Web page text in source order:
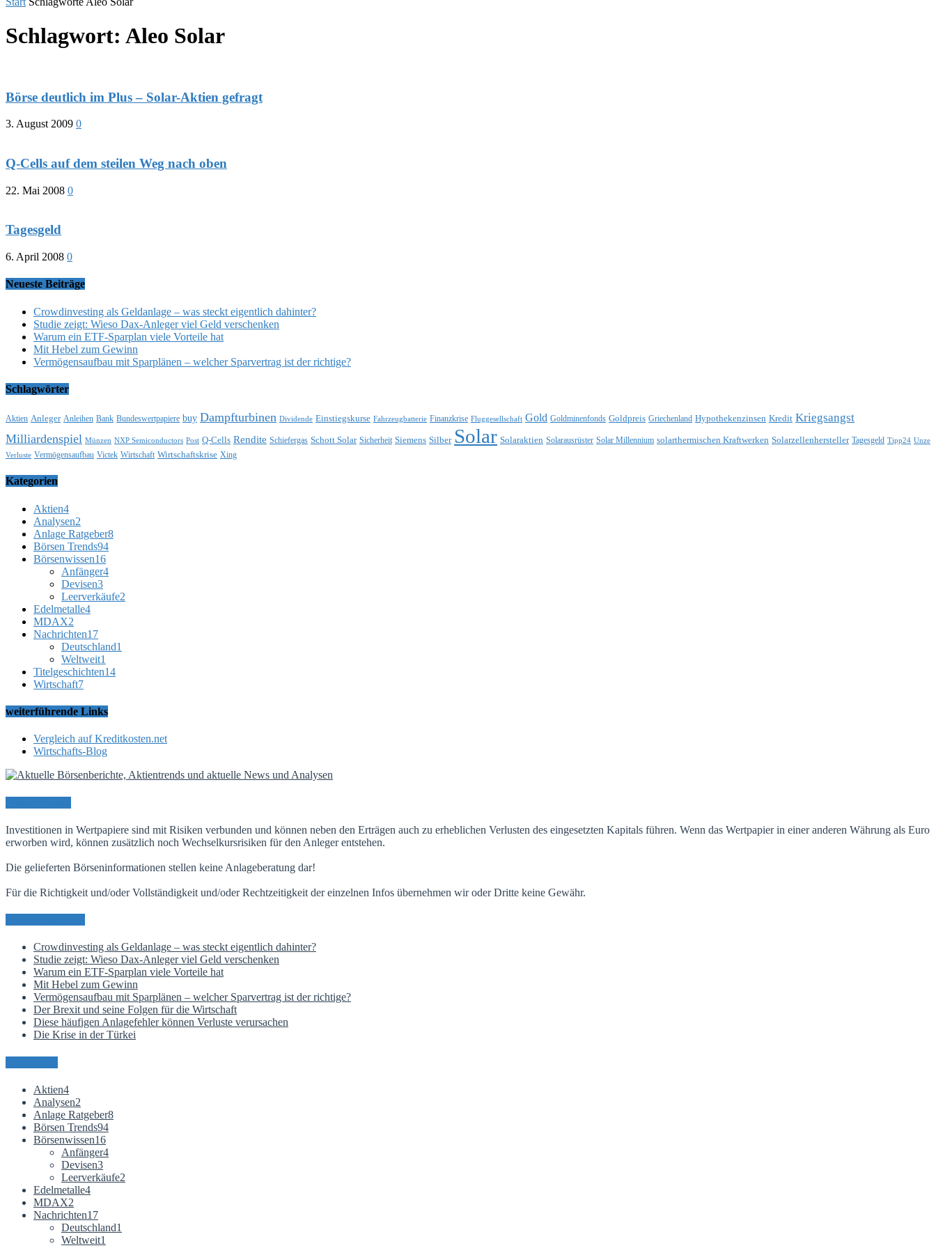
Schlagwort: Aleo Solar
Börse deutlich im Plus – Solar-Aktien gefragt
3. August 2009 0
Q-Cells auf dem steilen Weg nach oben
22. Mai 2008 0
Tagesgeld
6. April 2008 0
Neueste Beiträge
Crowdinvesting als Geldanlage – was steckt eigentlich dahinter?
Studie zeigt: Wieso Dax-Anleger viel Geld verschenken
Warum ein ETF-Sparplan viele Vorteile hat
Mit Hebel zum Gewinn
Vermögensaufbau mit Sparplänen – welcher Sparvertrag ist der richtige?
Schlagwörter
Aktien Anleger Anleihen Bank Bundeswertpapiere buy Dampfturbinen Dividende Einstiegskurse Fahrzeugbatterie Finanzkrise Fluggesellschaft Gold Goldminenfonds Goldpreis Griechenland Hypothekenzinsen Kredit Kriegsangst
Milliardenspiel Münzen NXP Semiconductors Post Q-Cells Rendite Schiefergas Schott Solar Sicherheit Siemens Silber Solar Solaraktien Solarausrüster Solar Millennium solarthermischen Kraftwerken Solarzellenhersteller Tagesgeld Tipp24 Unze
Verluste Vermögensaufbau Victek Wirtschaft Wirtschaftskrise Xing
Kategorien
Aktien4
Analysen2
Anlage Ratgeber8
Börsen Trends94
Börsenwissen16
Anfänger4
Devisen3
Leerverkäufe2
Edelmetalle4
MDAX2
Nachrichten17
Deutschland1
Weltweit1
Titelgeschichten14
Wirtschaft7
weiterführende Links
Vergleich auf Kreditkosten.net
Wirtschafts-Blog
Investitionen in Wertpapiere sind mit Risiken verbunden und können neben den Erträgen auch zu erheblichen Verlusten des eingesetzten Kapitals führen. Wenn das Wertpapier in einer anderen Währung als Euro
erworben wird, können zusätzlich noch Wechselkursrisiken für den Anleger entstehen.
Die gelieferten Börseninformationen stellen keine Anlageberatung dar!
Für die Richtigkeit und/oder Vollständigkeit und/oder Rechtzeitigkeit der einzelnen Infos übernehmen wir oder Dritte keine Gewähr.
Crowdinvesting als Geldanlage – was steckt eigentlich dahinter?
Studie zeigt: Wieso Dax-Anleger viel Geld verschenken
Warum ein ETF-Sparplan viele Vorteile hat
Mit Hebel zum Gewinn
Vermögensaufbau mit Sparplänen – welcher Sparvertrag ist der richtige?
Der Brexit und seine Folgen für die Wirtschaft
Diese häufigen Anlagefehler können Verluste verursachen
Die Krise in der Türkei
Aktien4
Analysen2
Anlage Ratgeber8
Börsen Trends94
Börsenwissen16
Anfänger4
Devisen3
Leerverkäufe2
Edelmetalle4
MDAX2
Nachrichten17
Deutschland1
Weltweit1